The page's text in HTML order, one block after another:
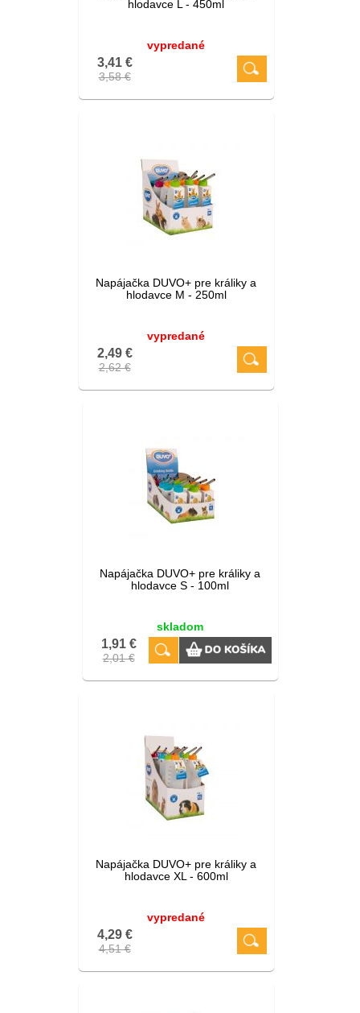
hlodavce L - 450ml
vypredané
3,41 €
3,58 €
Napájačka DUVO+ pre králiky a
hlodavce M - 250ml
vypredané
2,49 €
2,62 €
Napájačka DUVO+ pre králiky a
hlodavce S - 100ml
skladom
1,91 €
2,01 €
Napájačka DUVO+ pre králiky a
hlodavce XL - 600ml
vypredané
4,29 €
4,51 €